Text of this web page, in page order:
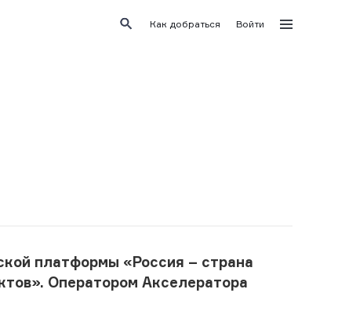
Как добраться Войти
платформы «Россия – страна
Оператором Акселератора